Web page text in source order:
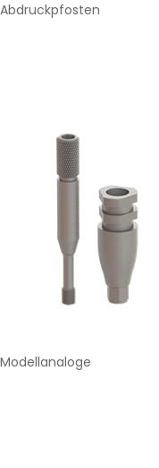
Abdruckpfosten
Modellanaloge